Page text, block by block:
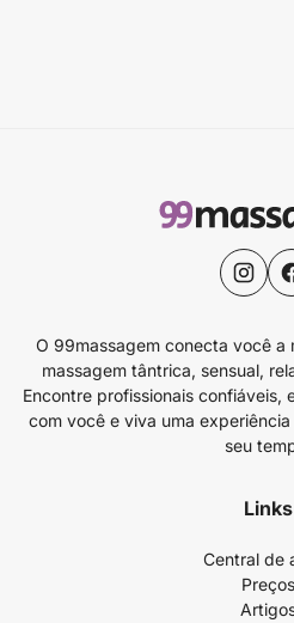
O 99massagem conecta você a
massagem tântrica, sensual,
Encontre profissionais confiáveis,
com você e viva uma
seu
Links
Central de
Preços